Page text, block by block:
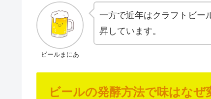
ビールまにあ
一方で近年はクラフトビー
昇しています。
ビールの発酵方法で味はなぜ